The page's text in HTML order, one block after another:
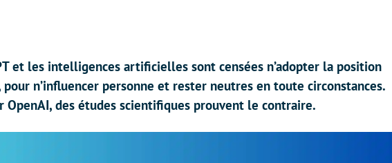
et les intelligences artificielles sont censées n’adopter la position
pour n’influencer personne et rester neutres en toute circonstances.
OpenAI, des études scientifiques prouvent le contraire.